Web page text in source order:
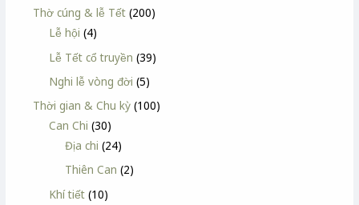
Thờ cúng & lễ Tết (200)
Lễ hội (4)
Lễ Tết cổ truyền (39)
Nghi lễ vòng đời (5)
Thời gian & Chu kỳ (100)
Can Chi (30)
Địa chi (24)
Thiên Can (2)
Khí tiết (10)